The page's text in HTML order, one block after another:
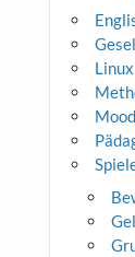
Linux